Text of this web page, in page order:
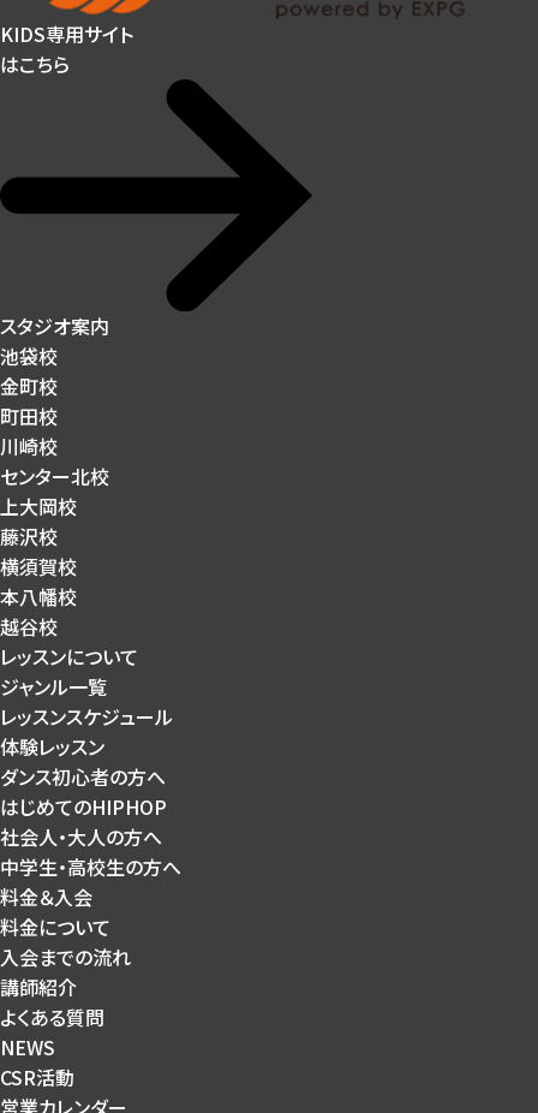
KIDS専用サイト
はこちら
スタジオ案内
池袋校
金町校
町田校
川崎校
センター北校
上大岡校
藤沢校
横須賀校
本八幡校
越谷校
レッスンについて
ジャンル一覧
レッスンスケジュール
体験レッスン
ダンス初心者の方へ
はじめてのHIPHOP
社会人・大人の方へ
中学生・高校生の方へ
料金＆入会
料金について
入会までの流れ
講師紹介
よくある質問
NEWS
CSR活動
営業カレンダー